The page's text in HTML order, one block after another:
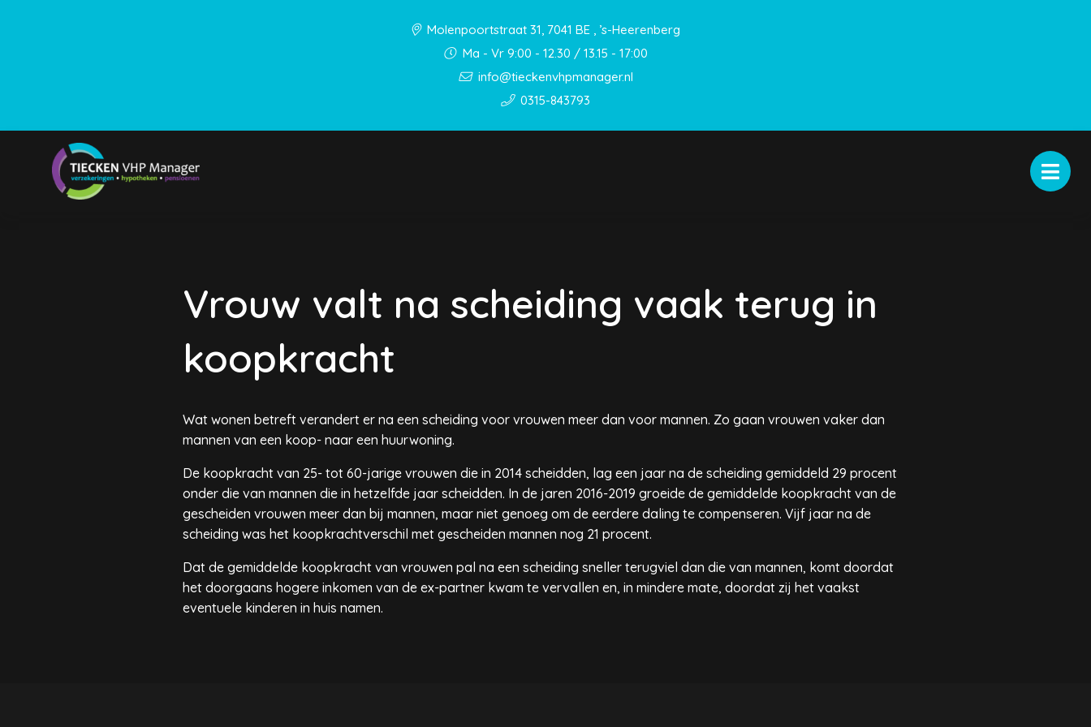
Molenpoortstraat 31, 7041 BE , ’s-Heerenberg
Ma - Vr 9:00 - 12.30 / 13.15 - 17:00
info@tieckenvhpmanager.nl
0315-843793
Vrouw valt na scheiding vaak terug in
koopkracht
Wat wonen betreft verandert er na een scheiding voor vrouwen meer dan voor mannen. Zo gaan vrouwen vaker dan
mannen van een koop- naar een huurwoning.
De koopkracht van 25- tot 60-jarige vrouwen die in 2014 scheidden, lag een jaar na de scheiding gemiddeld 29 procent
onder die van mannen die in hetzelfde jaar scheidden. In de jaren 2016-2019 groeide de gemiddelde koopkracht van de
gescheiden vrouwen meer dan bij mannen, maar niet genoeg om de eerdere daling te compenseren. Vijf jaar na de
scheiding was het koopkrachtverschil met gescheiden mannen nog 21 procent.
Dat de gemiddelde koopkracht van vrouwen pal na een scheiding sneller terugviel dan die van mannen, komt doordat
het doorgaans hogere inkomen van de ex-partner kwam te vervallen en, in mindere mate, doordat zij het vaakst
eventuele kinderen in huis namen.